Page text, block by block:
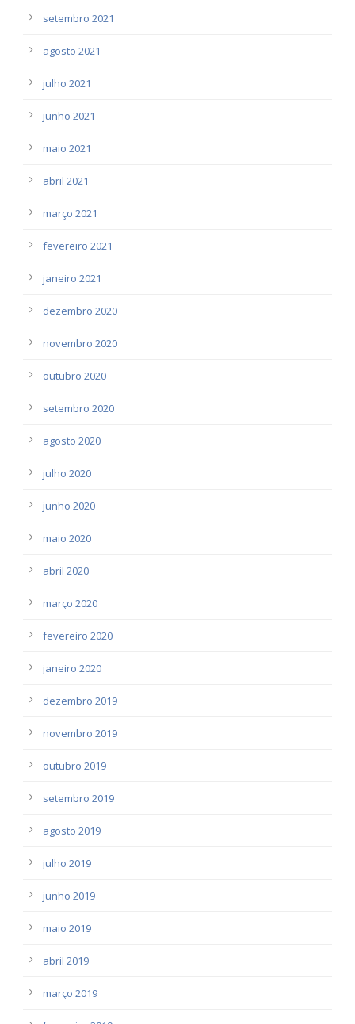
setembro 2021
agosto 2021
julho 2021
junho 2021
maio 2021
abril 2021
março 2021
fevereiro 2021
janeiro 2021
dezembro 2020
novembro 2020
outubro 2020
setembro 2020
agosto 2020
julho 2020
junho 2020
maio 2020
abril 2020
março 2020
fevereiro 2020
janeiro 2020
dezembro 2019
novembro 2019
outubro 2019
setembro 2019
agosto 2019
julho 2019
junho 2019
maio 2019
abril 2019
março 2019